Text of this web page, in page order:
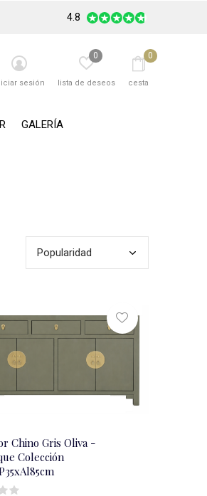
GALERÍA
sesión lista de deseos
0
cesta
0
4.8
Chino Gris Oliva -
Colección